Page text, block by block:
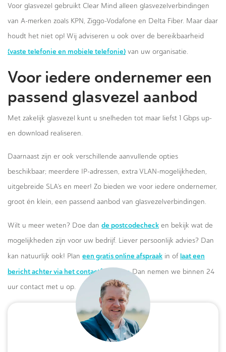
Voor glasvezel gebruikt Clear Mind alleen glasvezelverbindingen
van A-merken zoals KPN, Ziggo-Vodafone en Delta Fiber. Maar daar
houdt het niet op! Wij adviseren u ook over de bereikbaarheid
(vaste telefonie en mobiele telefonie) van uw organisatie.
Voor iedere ondernemer een
passend glasvezel aanbod
Met zakelijk glasvezel kunt u snelheden tot maar liefst 1 Gbps up-
en download realiseren.
Daarnaast zijn er ook verschillende aanvullende opties
beschikbaar; meerdere IP-adressen, extra VLAN-mogelijkheden,
uitgebreide SLA’s en meer! Zo bieden we voor iedere ondernemer,
groot én klein, een passend aanbod van glasvezelverbindingen.
Wilt u meer weten? Doe dan de postcodecheck en bekijk wat de
mogelijkheden zijn voor uw bedrijf. Liever persoonlijk advies? Dan
kan natuurlijk ook! Plan een gratis online afspraak in of laat een
bericht achter via het contactformulier.Dan nemen we binnen 24
uur contact met u op.